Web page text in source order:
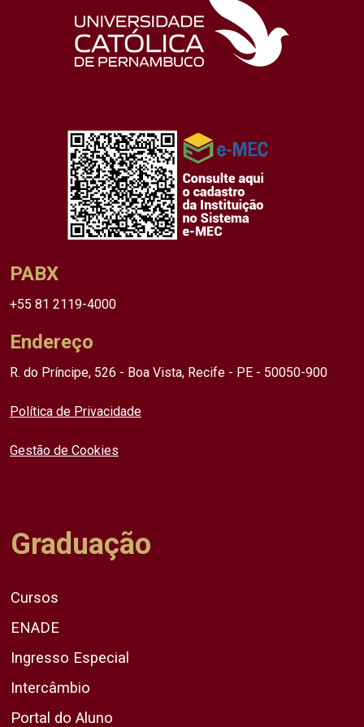
PABX
+55 81 2119-4000
Endereço
R. do Príncipe, 526 - Boa Vista, Recife - PE - 50050-900
Política de Privacidade
Gestão de Cookies
Graduação
Cursos
ENADE
Ingresso Especial
Intercâmbio
Portal do Aluno